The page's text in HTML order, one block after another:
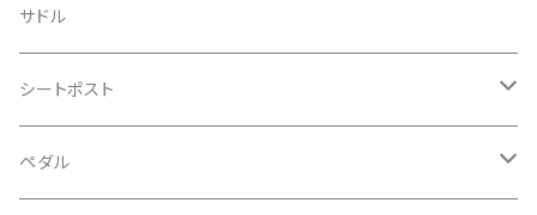
BLACKBURN/ブラックバーン
BLB/ビーエルビー
BLUEGRASS/ブルーグラス
ケーブル類
チェーンガイド／キャッチャー
チェーンリング
バーテープ
グリップカラー / バーエンドキャップ
サドル
シートポスト
ドロッパーポスト
ペダル